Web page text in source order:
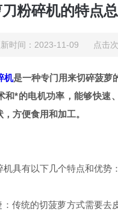
粉碎机的特点
新时间：2023-11-09 点击次
机是一种专门用来切碎菠萝
和*的电机功率，能够快速
方便食用和加工。
具有以下几个特点和优势：
统的切菠萝方式需要去